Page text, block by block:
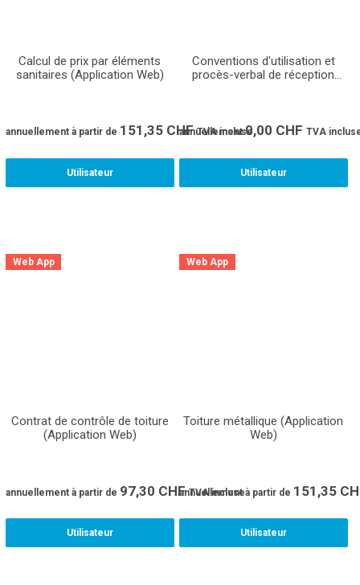
Calcul de prix par éléments
sanitaires (Application Web)
annuellement à partir de 151,35 CHF TVA incluse
Utilisateur
Conventions d'utilisation et
procès-verbal de réception
annuellement0,00 CHF TVA
Utilisateur
Web App
Contrat de contrôle de toiture
(Application Web)
annuellement à partir de 97,30 CHF TVA incluse
Utilisateur
Web App
Toiture métallique (Application
Web)
annuellementà partir de 151,35
Utilisateur